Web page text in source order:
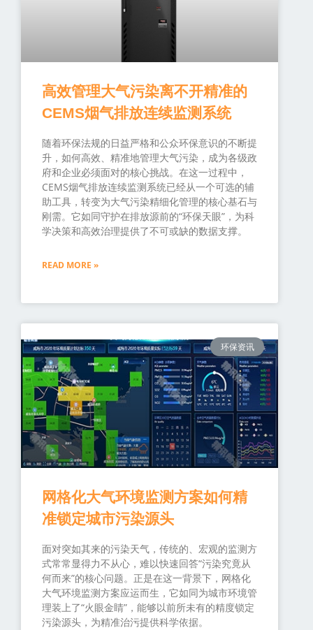
高效管理大气污染离不开精准的
CEMS烟气排放连续监测系统
随着环保法规的日益严格和公众环保意识的不断提
升，如何高效、精准地管理大气污染，成为各级政
府和企业必须面对的核心挑战。在这一过程中，
CEMS烟气排放连续监测系统已经从一个可选的辅
助工具，转变为大气污染精细化管理的核心基石与
刚需。它如同守护在排放源前的“环保天眼”，为科
学决策和高效治理提供了不可或缺的数据支撑。
READ MORE »
环保资讯
网格化大气环境监测方案如何精
准锁定城市污染源头
面对突如其来的污染天气，传统的、宏观的监测方
式常常显得力不从心，难以快速回答“污染究竟从
何而来”的核心问题。正是在这一背景下，网格化
大气环境监测方案应运而生，它如同为城市环境管
理装上了“火眼金睛”，能够以前所未有的精度锁定
污染源头，为精准治污提供科学依据。